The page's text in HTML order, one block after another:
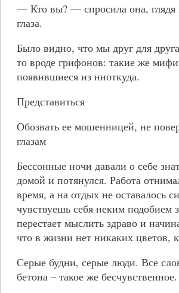
— Кто вы? — спросила она, глядя
глаза.
Было видно, что мы друг для
то вроде грифонов: такие же
появившиеся из ниоткуда.
Представиться
Обозвать ее мошенницей, не
глазам
Бессонные ночи давали о себе
домой и потянулся. Работа
время, а на отдых не оставалось
чувствуешь себя неким подобием
перестает мыслить здраво и
что в жизни нет никаких цветов,
Серые будни, серые люди. Все
бетона – такое же бесчувственное.